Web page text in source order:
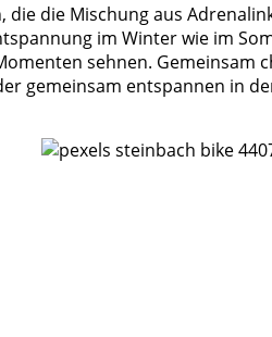
die die Mischung aus
im Winter wie im
sehnen. Gemeinsam
gemeinsam entspannen in